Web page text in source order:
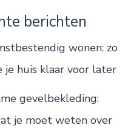
berichten
wonen: zo
je huis klaar voor later
gevelbekleding:
je moet weten over